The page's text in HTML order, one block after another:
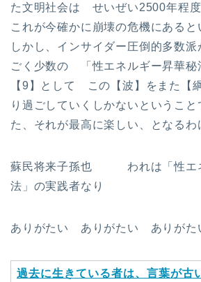
た文明社会は せいぜい2500年程度
これが今確かに崩壊の危機にあると
しかし、インサイダー圧倒的多数派
ごく少数の 「性エネルギー昇華
【9】として この【波】をまた【
り過ごしていくしかないということ
た、それが最高に楽しい、となるわ
蘇民将来子孫也 われは「性エ
法」の実践者なり
ありがたい ありがたい ありが
過去に生きている者は、言葉が古